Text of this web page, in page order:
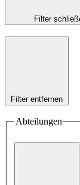
Filter
Filter entfernen
Abteilungen